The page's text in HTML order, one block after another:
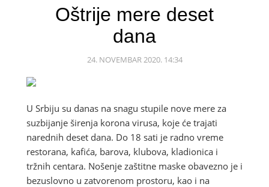
Oštrije mere deset
dana
24. NOVEMBAR 2020. 14:34
U Srbiju su danas na snagu stupile nove mere za
suzbijanje širenja korona virusa, koje će trajati
narednih deset dana. Do 18 sati je radno vreme
restorana, kafića, barova, klubova, kladionica i
tržnih centara. Nošenje zaštitne maske obavezno je i
bezuslovno u zatvorenom prostoru, kao i na